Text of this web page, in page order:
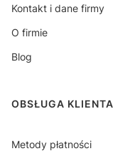
Kontakt i dane firmy
O firmie
Blog
OBSŁUGA KLIENTA
Metody płatności